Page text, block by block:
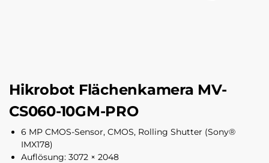
Hikrobot Flächenkamera MV-
CS060-10GM-PRO
6 MP CMOS-Sensor, CMOS, Rolling Shutter (Sony®
IMX178)
Auflösung: 3072 × 2048